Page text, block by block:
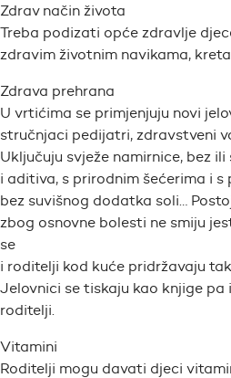
Zdrav način života
Treba podizati opće zdravlje
zdravim životnim navikama,
Zdrava prehrana
U vrtićima se primjenjuju novi
stručnjaci pedijatri, zdravstveni
Uključuju svježe namirnice, bez
i aditiva, s prirodnim šećerima i
bez suvišnog dodatka soli…
zbog osnovne bolesti ne smiju
se
i roditelji kod kuće pridržavaju
Jelovnici se tiskaju kao knjige pa
roditelji.
Vitamini
Roditelji mogu davati djeci